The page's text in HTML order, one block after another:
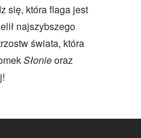
się, która flaga jest
najszybszego
świata, która
Słonieoraz